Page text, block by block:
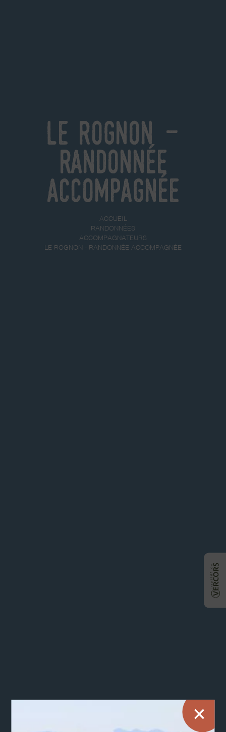
Le Rognon -
Randonnée
accompagnée
ACCUEIL
RANDONNÉES
ACCOMPAGNATEURS
LE ROGNON - RANDONNÉE ACCOMPAGNÉE